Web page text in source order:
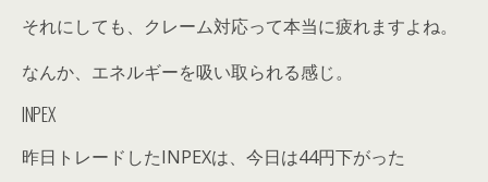
それにしても、クレーム対応って本当に疲れますよね。
なんか、エネルギーを吸い取られる感じ。
INPEX
昨日トレードしたINPEXは、今日は44円下がった